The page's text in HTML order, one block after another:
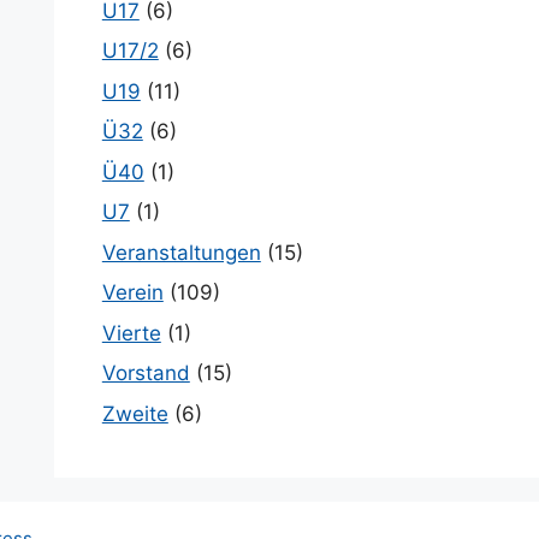
U17 (6)
U17/2 (6)
U19 (11)
Ü32 (6)
Ü40 (1)
U7 (1)
Veranstaltungen (15)
Verein (109)
Vierte (1)
Vorstand (15)
Zweite (6)